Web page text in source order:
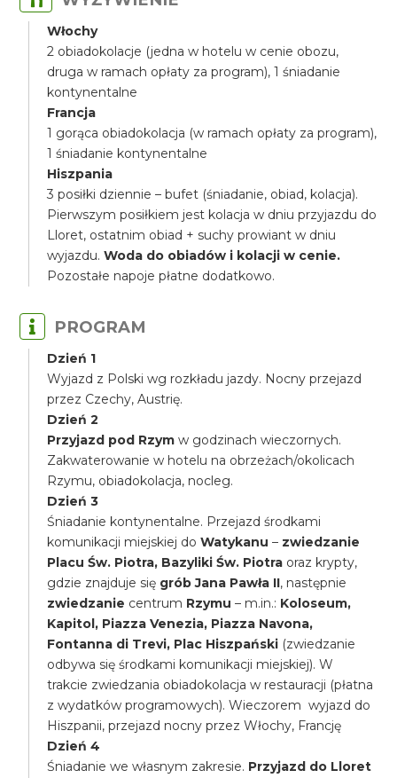
Włochy
2 obiadokolacje (jedna w hotelu w cenie obozu,
druga w ramach opłaty za program), 1 śniadanie
kontynentalne
Francja
1 gorąca obiadokolacja (w ramach opłaty za program),
1 śniadanie kontynentalne
Hiszpania
3 posiłki dziennie – bufet (śniadanie, obiad, kolacja).
Pierwszym posiłkiem jest kolacja w dniu przyjazdu do
Lloret, ostatnim obiad + suchy prowiant w dniu
wyjazdu.Woda do obiadów i kolacji w cenie.
Pozostałe napoje płatne dodatkowo.
PROGRAM
Dzień 1
Wyjazd z Polski wg rozkładu jazdy. Nocny przejazd
przez Czechy, Austrię.
Dzień 2
Przyjazd pod Rzym w godzinach wieczornych.
Zakwaterowanie w hotelu na obrzeżach/okolicach
Rzymu, obiadokolacja, nocleg.
Dzień 3
Śniadanie kontynentalne. Przejazd środkami
komunikacji miejskiej doWatykanu – zwiedzanie
Placu Św. Piotra, Bazyliki Św. Piotra oraz krypty,
gdzie znajduje się grób Jana Pawła II, następnie
zwiedzanie centrum Rzymu – m.in.: Koloseum,
Kapitol, Piazza Venezia, Piazza Navona,
Fontanna di Trevi, Plac Hiszpański (zwiedzanie
odbywa się środkami komunikacji miejskiej). W
trakcie zwiedzania obiadokolacja w restauracji (płatna
z wydatków programowych). Wieczorem wyjazd do
Hiszpanii, przejazd nocny przez Włochy, Francję
Dzień 4
Śniadanie we własnym zakresie. Przyjazd do Lloret